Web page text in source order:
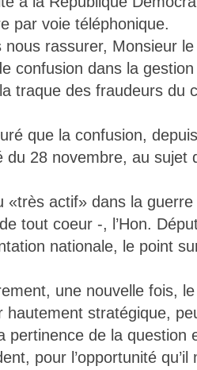
par voie téléphonique.
rassurer, Monsieur le
confusion dans la
traque des fraudeurs du
que la confusion,
du 28 novembre, au sujet
«très actif» dans la
tout coeur -, l’Hon.
nationale, le point
une nouvelle fois,
hautement stratégique,
pertinence de la question
pour l’opportunité